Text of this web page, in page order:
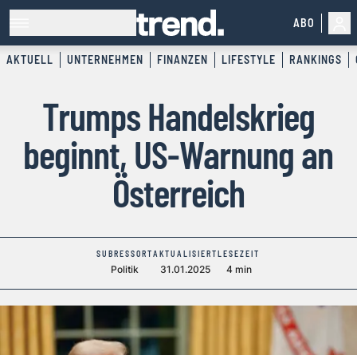
ABO
AKTUELL UNTERNEHMEN FINANZEN LIFESTYLE RANKINGS
Trumps Handelskrieg
beginnt, US-Warnung an
Österreich
SUBRESSORT
Politik
AKTUALISIERT
31.01.2025
LESEZEIT
4 min